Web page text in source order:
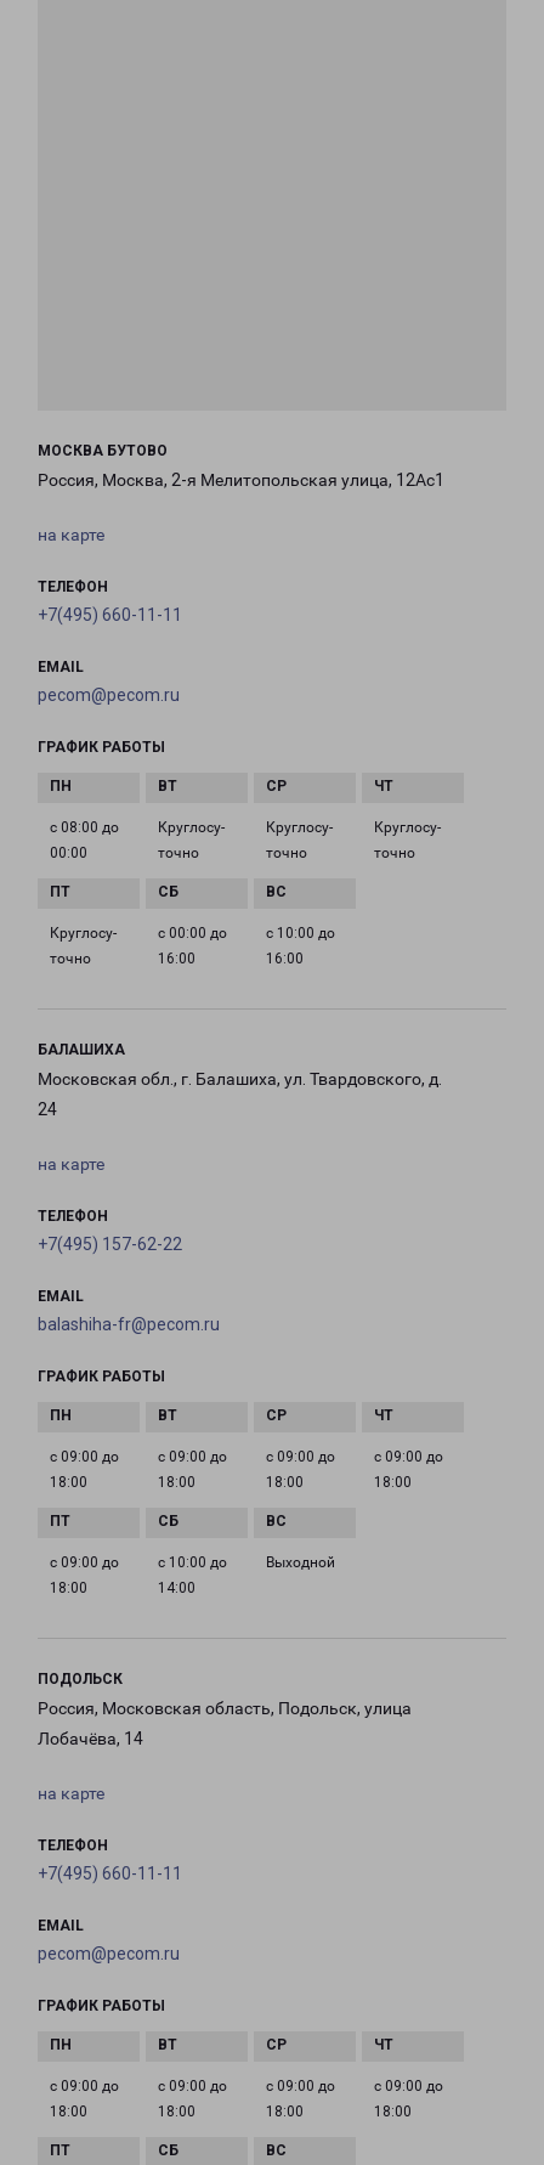
МОСКВА БУТОВО
Россия, Москва, 2-я Мелитопольская улица, 12Ас1
на карте
ТЕЛЕФОН
+7(495) 660-11-11
EMAIL
pecom@pecom.ru
ГРАФИК РАБОТЫ
с 08:00 до
00:00
Круглосу­
точно
Круглосу­
точно
Круглосу­
точно
Круглосу­
точно
с 00:00 до
16:00
с 10:00 до
16:00
БАЛАШИХА
Московская обл., г. Балашиха, ул. Твардовского, д.
24
на карте
ТЕЛЕФОН
+7(495) 157-62-22
EMAIL
balashiha-fr@pecom.ru
ГРАФИК РАБОТЫ
с 09:00 до
18:00
с 09:00 до
18:00
с 09:00 до
18:00
с 09:00 до
18:00
с 09:00 до
18:00
с 10:00 до
14:00
Выходной
ПОДОЛЬСК
Россия, Московская область, Подольск, улица
Лобачёва, 14
на карте
ТЕЛЕФОН
+7(495) 660-11-11
EMAIL
pecom@pecom.ru
ГРАФИК РАБОТЫ
с 09:00 до
18:00
с 09:00 до
18:00
с 09:00 до
18:00
с 09:00 до
18:00